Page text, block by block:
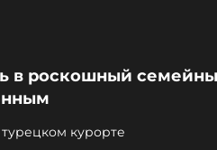
в роскошный
курорте